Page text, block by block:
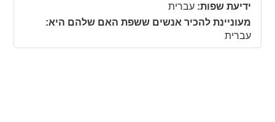
ידיעת שפות: עברית
מעוניינת להכיר אנשים ששפת האם שלהם היא:
עברית